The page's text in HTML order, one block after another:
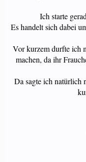
Ich starte
Es handelt sich dabei
Vor kurzem durfte ich
machen, da ihr
Da sagte ich natürlich